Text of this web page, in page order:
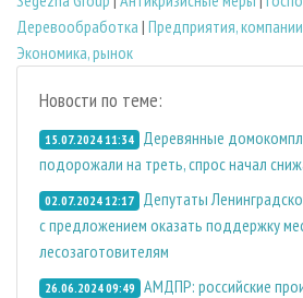
Деревообработка | Предприятия, компании
Экономика, рынок
Новости по теме:
15.07.2024 11:34
Деревянные
подорожали на треть, спрос начал
02.07.2024 12:17
Депутаты
с предложением оказать поддержку
лесозаготовителям
26.06.2024 09:49 АМДПР: российские